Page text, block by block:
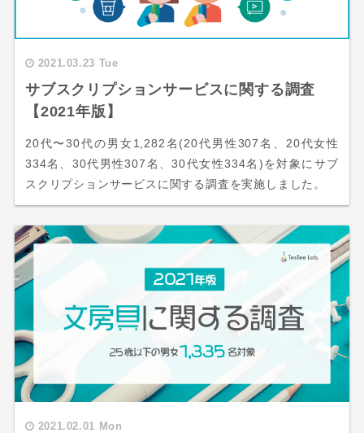
2021.03.23 Tue
サブスクリプションサービスに関する調査
【2021年版】
20代〜30代の男女1,282名(20代男性307名、20代女性
334名、30代男性307名、30代女性334名)を対象にサブ
スクリプションサービスに関する調査を実施しました。
2021.02.01 Mon